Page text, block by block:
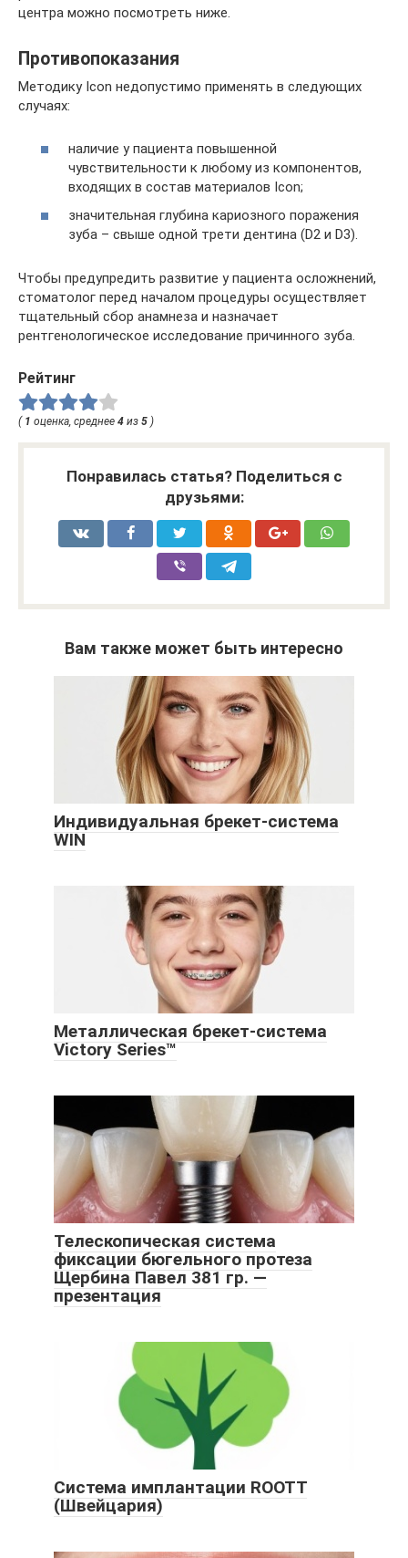
центра можно посмотреть ниже.
Противопоказания
Методику Icon недопустимо применять в следующих
случаях:
наличие у пациента повышенной
чувствительности к любому из компонентов,
входящих в состав материалов Icon;
значительная глубина кариозного поражения
зуба – свыше одной трети дентина (D2 и D3).
Чтобы предупредить развитие у пациента осложнений,
стоматолог перед началом процедуры осуществляет
тщательный сбор анамнеза и назначает
рентгенологическое исследование причинного зуба.
Рейтинг
( 1 оценка, среднее 4 из 5 )
Понравилась статья? Поделиться с
друзьями:
Вам также может быть интересно
Индивидуальная брекет-система
WIN
Металлическая брекет-система
Victory Series™
Телескопическая система
фиксации бюгельного протеза
Щербина Павел 381 гр. —
презентация
Система имплантации ROOTT
(Швейцария)